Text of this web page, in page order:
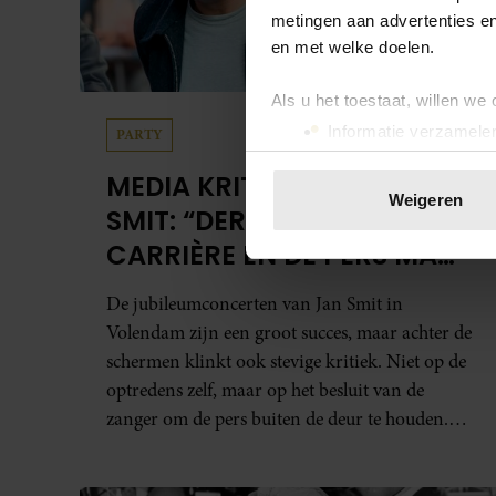
metingen aan advertenties
en met welke doelen.
Als u het toestaat, willen we
Informatie
Uw apparaat
toestemming op elk
We gebruiken cookies om
websiteverkeer te
media, adverteren en
verstrekt of die ze hebben
onze website blijft gebruiken.
Weigeren
PARTY
MEDIA KRITISCH OP JAN
SMIT: “DERTIG JAAR
CARRIÈRE EN DE PERS MAG
NIET NAAR BINNEN”
De jubileumconcerten van Jan Smit in
Volendam zijn een groot succes, maar achter de
schermen klinkt ook stevige kritiek. Niet op de
optredens zelf, maar op het besluit van de
zanger om de pers buiten de deur te houden.